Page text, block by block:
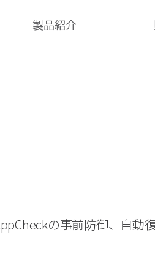
製品紹介
の事前防御、自動